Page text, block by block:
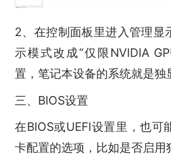
2、在控制面板里进入管理显
示模式改成“仅限NVIDIA
置，笔记本设备的系统就是独
三、BIOS设置
在BIOS或UEFI设置里，也可
卡配置的选项，比如是否启用